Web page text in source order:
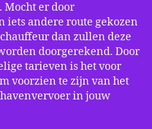
Mocht er door
iets andere route gekozen
dan zullen deze
doorgerekend. Door
tarieven is het voor
voorzien te zijn van het
in jouw